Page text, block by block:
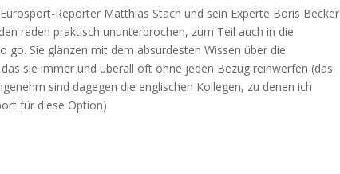
Reporter Matthias Stach und sein Experte Boris Becker
reden praktisch ununterbrochen, zum Teil auch in die
go. Sie glänzen mit dem absurdesten Wissen über die
sie immer und überall oft ohne jeden Bezug reinwerfen (das
sind dagegen die englischen Kollegen, zu denen ich
für diese Option)